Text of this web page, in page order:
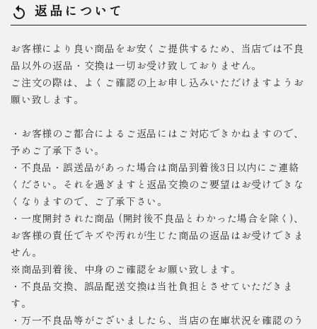
replay 返品について
お客様により良い商品をお安くご提供するため、当店では不良
品以外の返品・交換は一切お受け致しておりません。
ご注文の際は、よくご確認の上お申し込みいただけますようお
願い致します。
・お客様のご都合によるご返品にはご対応できかねますので、
予めご了承下さい。
・不良品・誤送品があった場合は商品到着後3日以内にご連絡
ください。それを過ぎますと返品交換のご要望はお受けできな
くなりますので、ご了承下さい。
・一度開封された商品 (開封後不良品とわかった場合を除く)、
お客様の責任でキズや汚れが生じた商品の返品はお受けできま
せん。
※商品到着後、中身のご確認をお願い致します。
・不良品交換、誤品配送交換は当社負担とさせていただきま
す。
・万一不良品等がございましたら、当店の在庫状況を確認のう